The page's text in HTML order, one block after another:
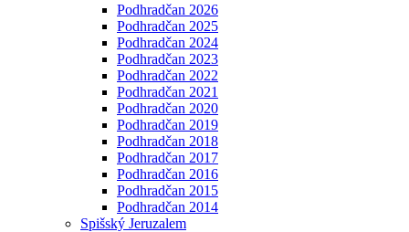
Podhradčan 2026
Podhradčan 2025
Podhradčan 2024
Podhradčan 2023
Podhradčan 2022
Podhradčan 2021
Podhradčan 2020
Podhradčan 2019
Podhradčan 2018
Podhradčan 2017
Podhradčan 2016
Podhradčan 2015
Podhradčan 2014
Spišský Jeruzalem